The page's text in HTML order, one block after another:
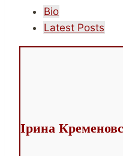
The
following
Bio
Latest Posts
Ірина